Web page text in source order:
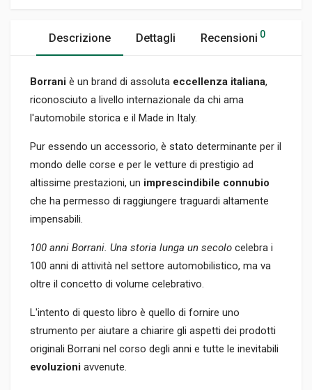
Descrizione Dettagli Recensioni 0
Borrani è un brand di assoluta eccellenza italiana,
riconosciuto a livello internazionale da chi ama
l'automobile storica e il Made in Italy.
Pur essendo un accessorio, è stato determinante per il
mondo delle corse e per le vetture di prestigio ad
altissime prestazioni, un imprescindibile connubio
che ha permesso di raggiungere traguardi altamente
impensabili.
100 anni Borrani. Una storia lunga un secolo celebra i
100 anni di attività nel settore automobilistico, ma va
oltre il concetto di volume celebrativo.
L'intento di questo libro è quello di fornire uno
strumento per aiutare a chiarire gli aspetti dei prodotti
originali Borrani nel corso degli anni e tutte le inevitabili
evoluzioni avvenute.